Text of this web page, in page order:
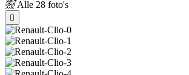
Alle 28 foto's